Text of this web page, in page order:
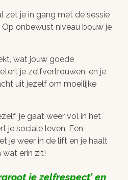
zet je in gang met de sessie
Op onbewust niveau bouw je
wat jouw goede
je zelfvertrouwen, en je
uit jezelf om moeilijke
je gaat weer vol in het
je sociale leven. Een
je weer in de lift en je haalt
wat erin zit!
je zelfrespect en